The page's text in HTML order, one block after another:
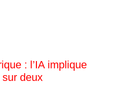
: l’IA implique
deux